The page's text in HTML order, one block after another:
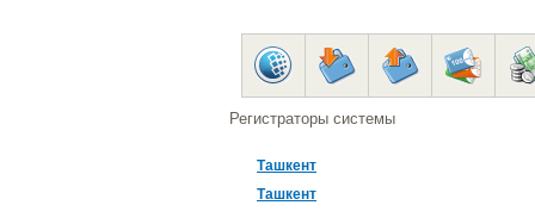
Регистраторы системы
Ташкент
Ташкент